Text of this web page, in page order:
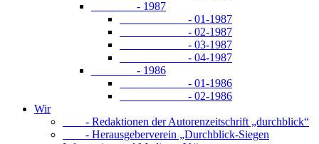
- 1987
- 01-1987
- 02-1987
- 03-1987
- 04-1987
- 1986
- 01-1986
- 02-1986
Wir
- Redaktionen der Autorenzeitschrift „durchblick“
- Herausgeberverein „Durchblick-Siegen